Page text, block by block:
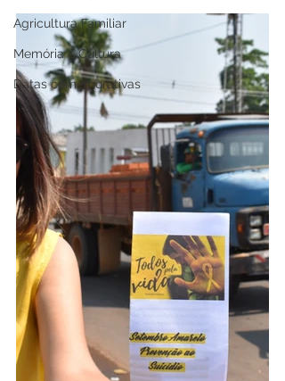
Agricultura Familiar
Memória e Cultura
Datas comemorativas